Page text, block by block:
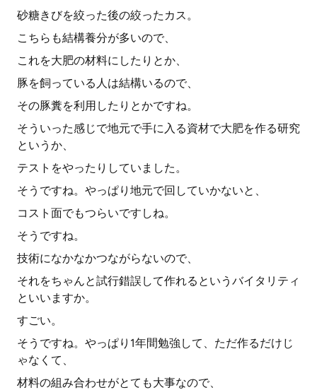
砂糖きびを絞った後の絞ったカス。
こちらも結構養分が多いので、
これを大肥の材料にしたりとか、
豚を飼っている人は結構いるので、
その豚糞を利用したりとかですね。
そういった感じで地元で手に入る資材で大肥を作る研究
というか、
テストをやったりしていました。
そうですね。やっぱり地元で回していかないと、
コスト面でもつらいですしね。
そうですね。
技術になかなかつながらないので、
それをちゃんと試行錯誤して作れるというバイタリティ
といいますか。
すごい。
そうですね。やっぱり1年間勉強して、ただ作るだけじ
ゃなくて、
材料の組み合わせがとても大事なので、